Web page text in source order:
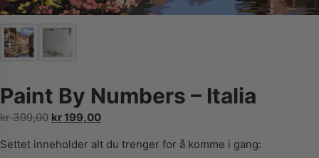
Paint By Numbers – Italia
kr399,00 Opprinnelig
var:
kr 199,00Nåværende
er:
Settet inneholder alt du trenger for å komme i gang: